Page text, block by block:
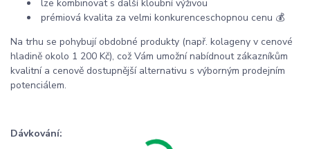
lze kombinovat s další kloubní výživou
prémiová kvalita za velmi konkurenceschopnou cenu 💰
Na trhu se pohybují obdobné produkty (např. kolageny v cenové
hladině okolo 1 200 Kč), což Vám umožní nabídnout zákazníkům
kvalitní a cenově dostupnější alternativu s výborným prodejním
potenciálem.
Dávkování: